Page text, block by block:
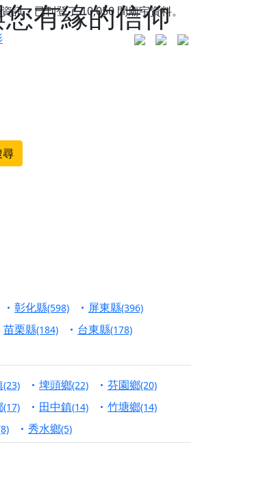
有緣的信仰
訊，已刊登了10,050 間廟宇資料。
尋
到母娘慈悲座前，祈福納祥、慎
恩、對親人的思念，也是為家人祈
德共同參與。
息，也為自身與家人累積福德、種
主法！幫你累積的功德福報自然
家平安、地方祥和、福運綿長。
共祈平安吉祥
彰化縣(598) 屏東縣(396)
苗栗縣(184) 台東縣(178)
(23) 埤頭鄉(22) 芬園鄉(20)
(17) 田中鎮(14) 竹塘鄉(14)
秀水鄉(5)